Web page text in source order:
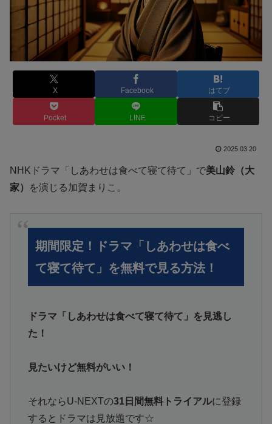
X Facebook はてブ
Pocket LINE コピー
2025.03.20
NHKドラマ「しあわせは食べて寝て待て」で美山鈴（大
家）
を演じる加賀まりこ。
期間限定！ドラマ「しあわせは食べ
て寝て待て」を無料で見る方法！
ドラマ「しあわせは食べて寝て待て」を見逃し
た！
見たいけど無料がいい！
それならU-NEXTの31日間無料トライアルに登録
するとドラマは見放題です☆